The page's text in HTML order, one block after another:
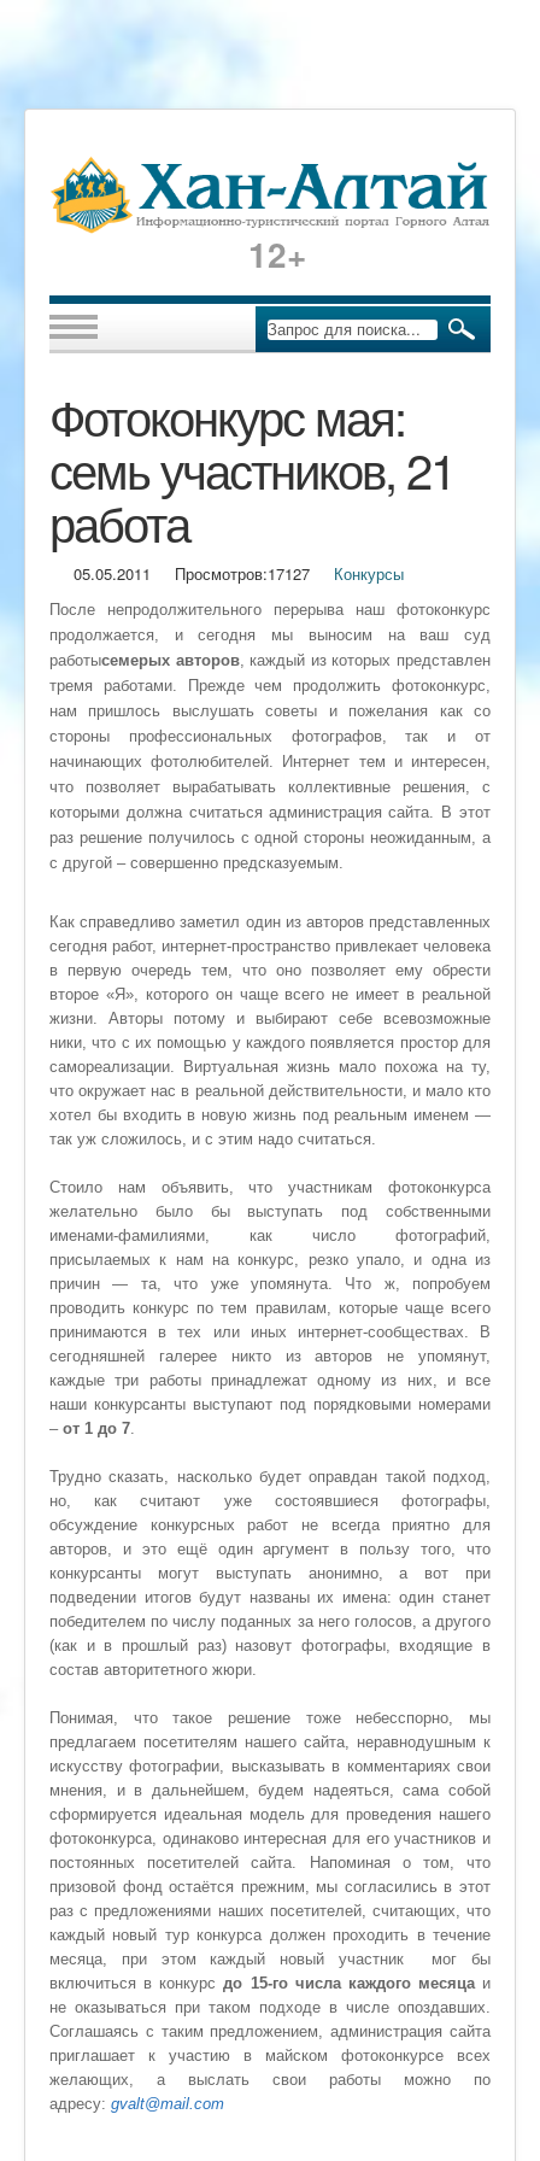
12+
Фотоконкурс мая:
семь участников, 21
работа
05.05.2011 Просмотров:17127 Конкурсы
После непродолжительного перерыва наш фотоконкурс
продолжается, и сегодня мы выносим на ваш суд
работысемерых авторов, каждый из которых представлен
тремя работами. Прежде чем продолжить фотоконкурс,
нам пришлось выслушать советы и пожелания как со
стороны профессиональных фотографов, так и от
начинающих фотолюбителей. Интернет тем и интересен,
что позволяет вырабатывать коллективные решения, с
которыми должна считаться администрация сайта. В этот
раз решение получилось с одной стороны неожиданным, а
с другой – совершенно предсказуемым.
Как справедливо заметил один из авторов представленных
сегодня работ, интернет-пространство привлекает человека
в первую очередь тем, что оно позволяет ему обрести
второе «Я», которого он чаще всего не имеет в реальной
жизни. Авторы потому и выбирают себе всевозможные
ники, что с их помощью у каждого появляется простор для
самореализации. Виртуальная жизнь мало похожа на ту,
что окружает нас в реальной действительности, и мало кто
хотел бы входить в новую жизнь под реальным именем —
так уж сложилось, и с этим надо считаться.
Стоило нам объявить, что участникам фотоконкурса
желательно было бы выступать под собственными
именами-фамилиями, как число фотографий,
присылаемых к нам на конкурс, резко упало, и одна из
причин — та, что уже упомянута. Что ж, попробуем
проводить конкурс по тем правилам, которые чаще всего
принимаются в тех или иных интернет-сообществах. В
сегодняшней галерее никто из авторов не упомянут,
каждые три работы принадлежат одному из них, и все
наши конкурсанты выступают под порядковыми номерами
– от 1 до 7.
Трудно сказать, насколько будет оправдан такой подход,
но, как считают уже состоявшиеся фотографы,
обсуждение конкурсных работ не всегда приятно для
авторов, и это ещё один аргумент в пользу того, что
конкурсанты могут выступать анонимно, а вот при
подведении итогов будут названы их имена: один станет
победителем по числу поданных за него голосов, а другого
(как и в прошлый раз) назовут фотографы, входящие в
состав авторитетного жюри.
Понимая, что такое решение тоже небесспорно, мы
предлагаем посетителям нашего сайта, неравнодушным к
искусству фотографии, высказывать в комментариях свои
мнения, и в дальнейшем, будем надеяться, сама собой
сформируется идеальная модель для проведения нашего
фотоконкурса, одинаково интересная для его участников и
постоянных посетителей сайта. Напоминая о том, что
призовой фонд остаётся прежним, мы согласились в этот
раз с предложениями наших посетителей, считающих, что
каждый новый тур конкурса должен проходить в течение
месяца, при этом каждый новый участник мог бы
включиться в конкурсдо 15-го числа каждого месяцаи
не оказываться при таком подходе в числе опоздавших.
Соглашаясь с таким предложением, администрация сайта
приглашает к участию в майском фотоконкурсе всех
желающих, а выслать свои работы можно по
адресу: gvalt@mail.com